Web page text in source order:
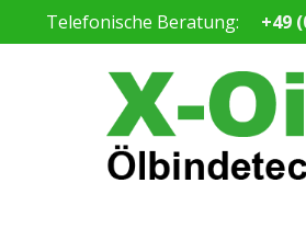
Telefonische Beratung: +49